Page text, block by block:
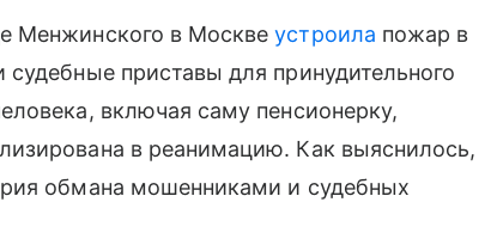
Менжинского в Москвеустроила пожар в
приставы для принудительного
включая саму пенсионерку,
в реанимацию. Как выяснилось,
обмана мошенниками и судебных